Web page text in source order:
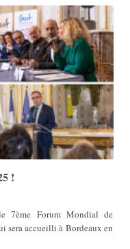
!
7ème Forum Mondial de
sera accueilli à Bordeaux en